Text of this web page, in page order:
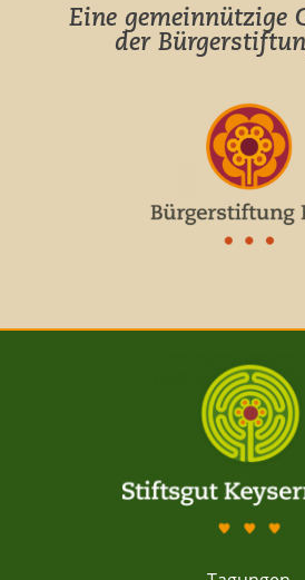
Eine gemeinnützige
der